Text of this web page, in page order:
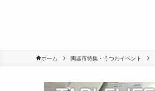
ホーム 陶器市特集・うつわイベント